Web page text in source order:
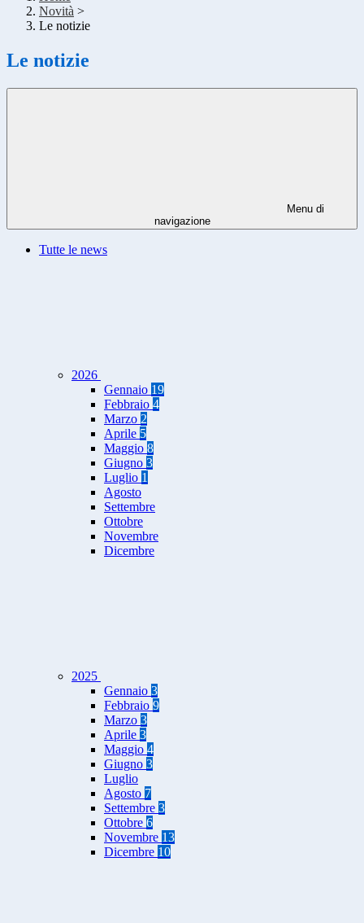
Novità >
Le notizie
Le notizie
Menu di
navigazione
Tutte le news
2026
Gennaio 19
Febbraio 4
Marzo 2
Aprile 5
Maggio 8
Giugno 3
Luglio 1
Agosto
Settembre
Ottobre
Novembre
Dicembre
2025
Gennaio 3
Febbraio 9
Marzo 3
Aprile 3
Maggio 4
Giugno 3
Luglio
Agosto 7
Settembre 3
Ottobre 6
Novembre 13
Dicembre 10